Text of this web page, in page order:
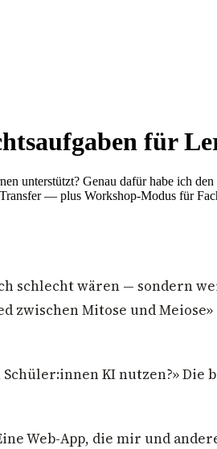
für
unterstützt? Genau dafür habe ich
— plus Workshop-Modus für
wären — sondern
zwischen Mitose und
KI nutzen?» Die
Web-App, die mir und